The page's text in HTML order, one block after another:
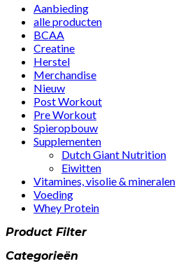
Aanbieding
alle producten
BCAA
Creatine
Herstel
Merchandise
Nieuw
Post Workout
Pre Workout
Spieropbouw
Supplementen
Dutch Giant Nutrition
Eiwitten
Vitamines, visolie & mineralen
Voeding
Whey Protein
Product Filter
Categorieën